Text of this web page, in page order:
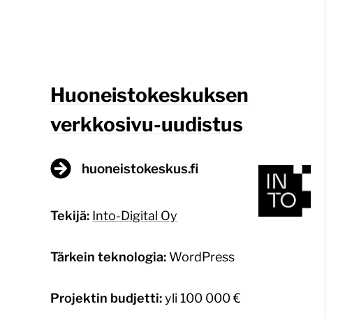
Huoneistokeskuksen
verkkosivu-uudistus
huoneistokeskus.fi
Tekijä: Into-Digital Oy
Tärkein teknologia: WordPress
Projektin budjetti:yli 100 000 €